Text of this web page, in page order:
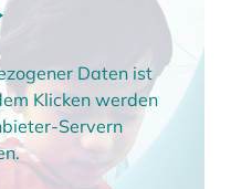
Daten ist
Klicken werden
Servern